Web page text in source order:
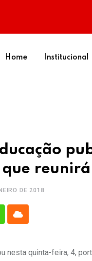
Home Institucional
que
DE 2018
Cloud
nesta quinta-feira, 4,